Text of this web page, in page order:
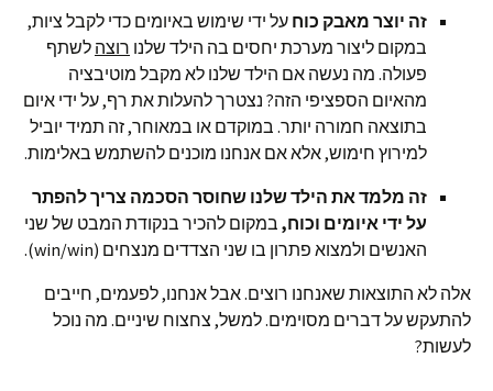
זה יוצר מאבק כוח על ידי שימוש באיומים כדי לקבל ציות,
במקום ליצור מערכת יחסים בה הילד שלנו רוצה לשתף
פעולה. מה נעשה אם הילד שלנו לא מקבל מוטיבציה
מהאיום הספציפי הזה? נצטרך להעלות את רף, על ידי איום
בתוצאה חמורה יותר. במוקדם או במאוחר, זה תמיד יוביל
למירוץ חימוש, אלא אם אנחנו מוכנים להשתמש באלימות.
זה מלמד את הילד שלנו שחוסר הסכמה צריך להפתר
על ידי איומים וכוח, במקום להכיר בנקודת המבט של שני
האנשים ולמצוא פתרון בו שני הצדדים מנצחים (win/win).
אלה לא התוצאות שאנחנו רוצים. אבל אנחנו, לפעמים, חייבים
להתעקש על דברים מסוימים. למשל, צחצוח שיניים. מה נוכל
לעשות?